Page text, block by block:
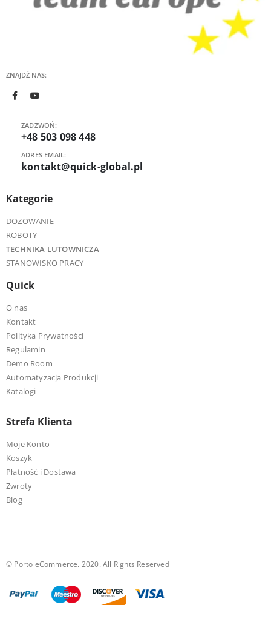
ZNAJDŹ NAS:
ZADZWOŃ:
+48 503 098 448
ADRES EMAIL:
kontakt@quick-global.pl
Kategorie
DOZOWANIE
ROBOTY
TECHNIKA LUTOWNICZA
STANOWISKO PRACY
Quick
O nas
Kontakt
Polityka Prywatności
Regulamin
Demo Room
Automatyzacja Produkcji
Katalogi
Strefa Klienta
Moje Konto
Koszyk
Płatność i Dostawa
Zwroty
Blog
© Porto eCommerce. 2020. All Rights Reserved